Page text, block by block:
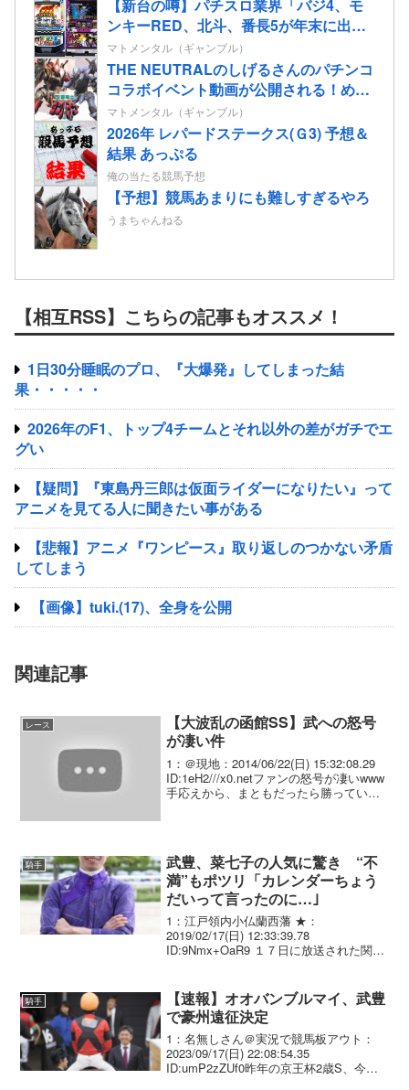
【新台の噂】パチスロ業界「バジ4、モ
ンキーRED、北斗、番長5が年末に出る
ぞ！」←全部一緒に来てどうするんだ
よ！！！少しは分けろよ！
マトメンタル（ギャンブル）
THE NEUTRALのしげるさんのパチンコ
コラボイベント動画が公開される！めっ
ちゃ楽しそうだな！！！
マトメンタル（ギャンブル）
2026年 レパードステークス(Ｇ3) 予想＆
結果 あっぷる
俺の当たる競馬予想
【予想】競馬あまりにも難しすぎるやろ
うまちゃんねる
【相互RSS】こちらの記事もオススメ！
1日30分睡眠のプロ、『大爆発』してしまった結
果・・・・・
2026年のF1、トップ4チームとそれ以外の差がガチでエ
グい
【疑問】『東島丹三郎は仮面ライダーになりたい』って
アニメを見てる人に聞きたい事がある
【悲報】アニメ『ワンピース』取り返しのつかない矛盾
してしまう
【画像】tuki.(17)、全身を公開
関連記事
レース
【大波乱の函館SS】武への怒号
が凄い件
1：＠現地：2014/06/22(日) 15:32:08.29
ID:1eH2///x0.netファンの怒号が凄いwww
手応えから、まともだったら勝っていた
騎手
武豊、菜七子の人気に驚き “不
満”もポツリ「カレンダーちょう
だいって言ったのに…｣
1：江戸領内小仏蘭西藩 ★：
2019/02/17(日) 12:33:39.78
ID:9Nmx+OaR9 １７日に放送された関西
馬場で行われるＪＲＡ今年最初のＧ１
「フェ...
騎手
【速報】オオバンブルマイ、武豊
で豪州遠征決定
1：名無しさん＠実況で競馬板アウト：
2023/09/17(日) 22:08:54.35
ID:umP2zZUf0昨年の京王杯2歳S、今年4